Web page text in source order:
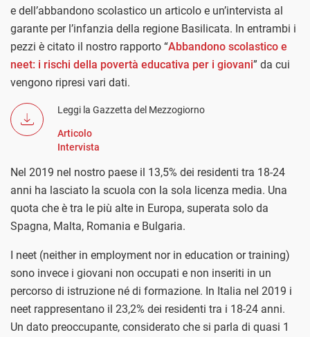
e dell’abbandono scolastico un articolo e un’intervista al
garante per l’infanzia della regione Basilicata. In entrambi i
pezzi è citato il nostro rapporto “Abbandono scolastico e
neet: i rischi della povertà educativa per i giovani” da cui
vengono ripresi vari dati.
Leggi la Gazzetta del Mezzogiorno
Articolo
Intervista
Nel 2019 nel nostro paese il 13,5% dei residenti tra 18-24
anni ha lasciato la scuola con la sola licenza media. Una
quota che è tra le più alte in Europa, superata solo da
Spagna, Malta, Romania e Bulgaria.
I neet (neither in employment nor in education or training)
sono invece i giovani non occupati e non inseriti in un
percorso di istruzione né di formazione. In Italia nel 2019 i
neet rappresentano il 23,2% dei residenti tra i 18-24 anni.
Un dato preoccupante, considerato che si parla di quasi 1